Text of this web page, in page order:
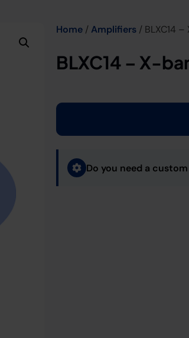
Home/Amplifiers/ BLXC14
BLXC14 – X-
Do you need a